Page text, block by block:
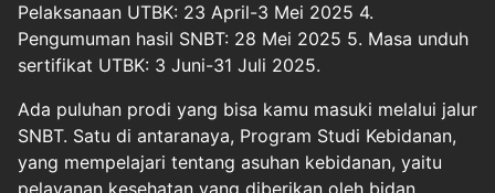
Pelaksanaan UTBK: 23 April-3 Mei 2025 4.
Pengumuman hasil SNBT: 28 Mei 2025 5. Masa unduh
sertifikat UTBK: 3 Juni-31 Juli 2025.
Ada puluhan prodi yang bisa kamu masuki melalui jalur
SNBT. Satu di antaranaya, Program Studi Kebidanan,
yang mempelajari tentang asuhan kebidanan, yaitu
pelayanan kesehatan yang diberikan oleh bidan